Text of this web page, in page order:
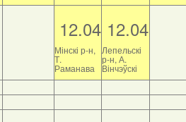
12.04
Мінскі р-н,
Т.
Раманава
12.04
Лепельскі
р-н, А.
Вінчэўскі